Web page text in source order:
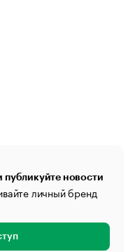
публикуйте новости
личный бренд